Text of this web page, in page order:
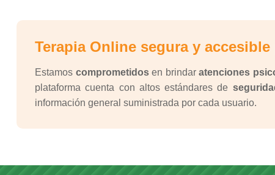
Terapia Online segura y
Estamos comprometidosen brindaratenciones
plataforma cuenta con altos estándares de
información general suministrada por cada usuario.